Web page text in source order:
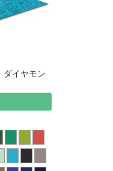
ダイヤモン